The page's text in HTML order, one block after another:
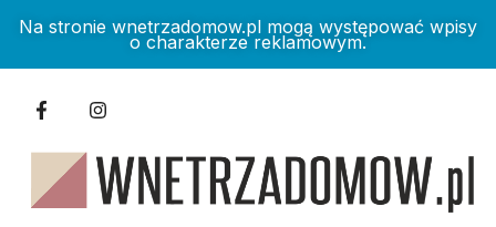
Na stronie wnetrzadomow.pl mogą występować wpisy
o charakterze reklamowym.